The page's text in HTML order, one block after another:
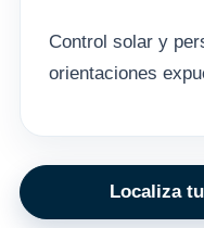
Control solar y
orientaciones
Localiza